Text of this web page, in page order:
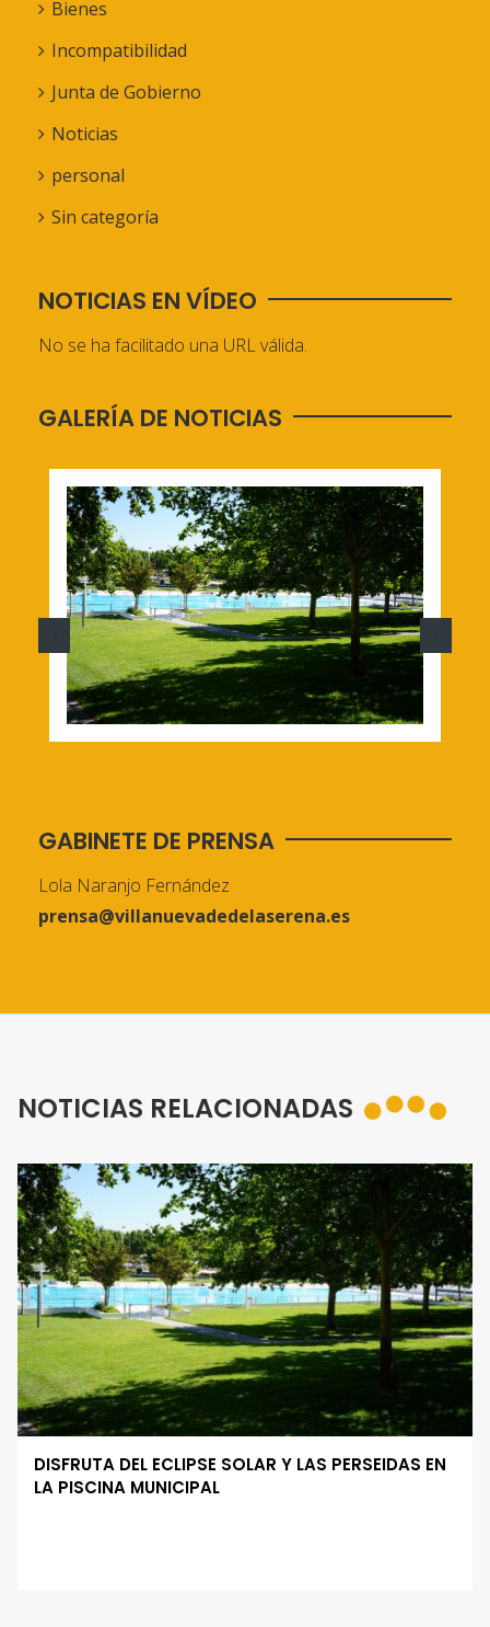
Bienes
Incompatibilidad
Junta de Gobierno
Noticias
personal
Sin categoría
NOTICIAS EN VÍDEO
No se ha facilitado una URL válida.
GALERÍA DE NOTICIAS
GABINETE DE PRENSA
Lola Naranjo Fernández
prensa@villanuevadedelaserena.es
NOTICIAS RELACIONADAS
DISFRUTA DEL ECLIPSE SOLAR Y LAS PERSEIDAS EN
LA PISCINA MUNICIPAL